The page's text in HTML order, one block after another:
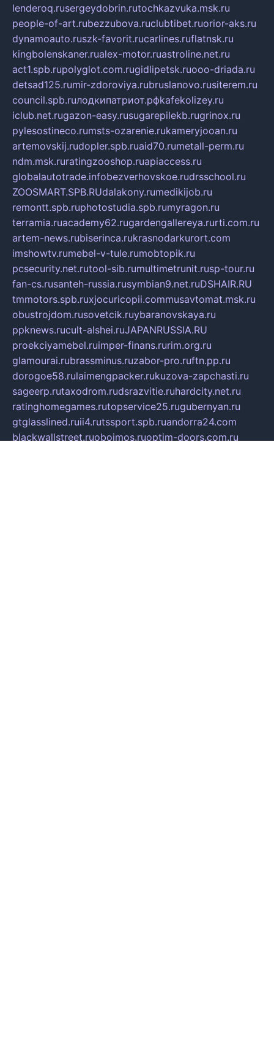
lenderoq.rusergeydobrin.rutochkazvuka.msk.ru
people-of-art.rubezzubova.ruclubtibet.ruorior-aks.ru
dynamoauto.ruszk-favorit.rucarlines.ruflatnsk.ru
kingbolenskaner.rualex-motor.ruastroline.net.ru
act1.spb.rupolyglot.com.rugidlipetsk.ruooo-driada.ru
detsad125.rumir-zdoroviya.rubruslanovo.rusiterem.ru
council.spb.ruлодкипатриот.рфkafekolizey.ru
iclub.net.rugazon-easy.rusugarepilekb.rugrinox.ru
pylesostineco.rumsts-ozarenie.rukameryjooan.ru
artemovskij.rudopler.spb.ruaid70.rumetall-perm.ru
ndm.msk.ruratingzooshop.ruapiaccess.ru
globalautotrade.infobezverhovskoe.rudrsschool.ru
ZOOSMART.SPB.RUdalakony.rumedikijob.ru
remontt.spb.ruphotostudia.spb.rumyragon.ru
terramia.ruacademy62.rugardengallereya.rurti.com.ru
artem-news.rubiserinca.rukrasnodarkurort.com
imshowtv.rumebel-v-tule.rumobtopik.ru
pcsecurity.net.rutool-sib.rumultimetrunit.rusp-tour.ru
fan-cs.rusanteh-russia.rusymbian9.net.ruDSHAIR.RU
tmmotors.spb.ruxjocuricopii.commusavtomat.msk.ru
obustrojdom.rusovetcik.ruybaranovskaya.ru
ppknews.rucult-alshei.ruJAPANRUSSIA.RU
proekciyamebel.ruimper-finans.rurim.org.ru
glamourai.rubrassminus.ruzabor-pro.ruftn.pp.ru
dorogoe58.rulaimengpacker.rukuzova-zapchasti.ru
sageerp.rutaxodrom.rudsrazvitie.ruhardcity.net.ru
ratinghomegames.rutopservice25.rugubernyan.ru
gtglasslined.ruii4.rutssport.spb.ruandorra24.com
blackwallstreet.ruoboimos.ruoptim-doors.com.ru